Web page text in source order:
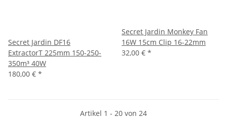
Secret Jardin DF16
ExtractorT 225mm 150-250-
350m³ 40W
180,00 € *
Secret Jardin Monkey Fan
16W 15cm Clip 16-22mm
32,00 € *
Artikel 1 - 20 von 24